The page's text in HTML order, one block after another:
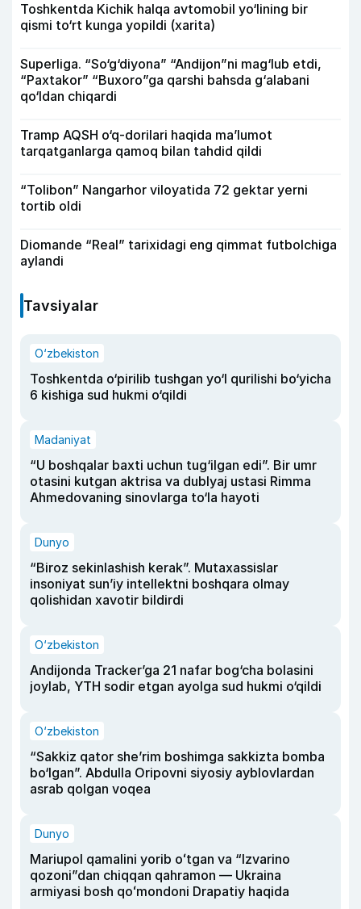
Toshkentda Kichik halqa avtomobil yo‘lining bir
qismi to‘rt kunga yopildi (xarita)
Superliga. “So‘g‘diyona” “Andijon”ni mag‘lub etdi,
“Paxtakor” “Buxoro”ga qarshi bahsda g‘alabani
qo‘ldan chiqardi
Tramp AQSH o‘q-dorilari haqida ma’lumot
tarqatganlarga qamoq bilan tahdid qildi
“Tolibon” Nangarhor viloyatida 72 gektar yerni
tortib oldi
Diomande “Real” tarixidagi eng qimmat futbolchiga
aylandi
Tavsiyalar
O‘zbekiston
Toshkentda o‘pirilib tushgan yo‘l qurilishi bo‘yicha
6 kishiga sud hukmi o‘qildi
Madaniyat
“U boshqalar baxti uchun tug‘ilgan edi”. Bir umr
otasini kutgan aktrisa va dublyaj ustasi Rimma
Ahmedovaning sinovlarga to‘la hayoti
Dunyo
“Biroz sekinlashish kerak”. Mutaxassislar
insoniyat sun’iy intellektni boshqara olmay
qolishidan xavotir bildirdi
O‘zbekiston
Andijonda Tracker’ga 21 nafar bog‘cha bolasini
joylab, YTH sodir etgan ayolga sud hukmi o‘qildi
O‘zbekiston
“Sakkiz qator she’rim boshimga sakkizta bomba
bo‘lgan”. Abdulla Oripovni siyosiy ayblovlardan
asrab qolgan voqea
Dunyo
Mariupol qamalini yorib oʻtgan va “Izvarino
qozoni”dan chiqqan qahramon — Ukraina
armiyasi bosh qoʻmondoni Drapatiy haqida